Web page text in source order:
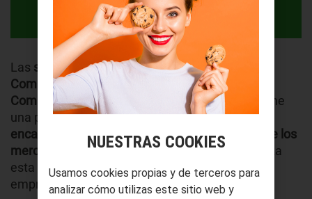
Las siglas CNMC tienen un significado que es
Comisión Nacional de los Mercados y la
Competencia. Se trata de un organismo que tiene
una presencia bastante destacada porquese
encarga de preservar el buen funcionamiento de los
mercados
. Además, llama la atención que realiza
esta labor con el objetivo de favorecer a las
empresas y a los consumidores.
NUESTRAS COOKIES
Usamos cookies propias y de terceros para
analizar cómo utilizas este sitio web y